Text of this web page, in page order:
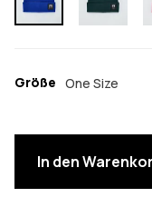
Größe One Size
In den